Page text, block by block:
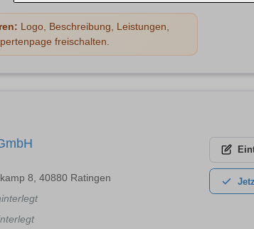
Logo, Beschreibung, Leistungen,
freischalten.
8, 40880 Ratingen